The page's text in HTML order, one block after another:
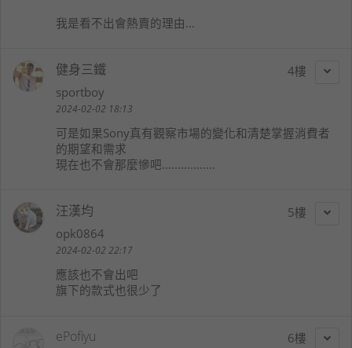
我是看不出會熱賣的理由…
4
健身三鐵
sportboy
2024-02-02 18:13
可是如果Sony真有觀察市場的變化和清楚掌握消費者
的期望和需求
現在也不會那麼慘吧.................
5
汪漢均
opk0864
2024-02-02 22:17
應該也不會出吧
旗下的款式也很少了
6
ePofiyu